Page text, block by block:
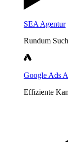
SEA Agentur
Rundum
Google Ads
Effiziente